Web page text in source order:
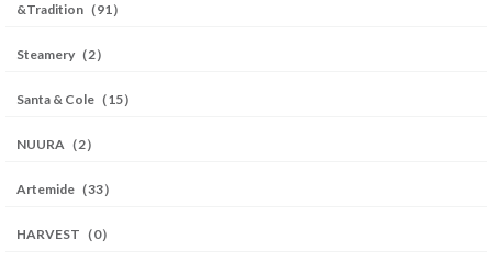
&Tradition（91）
Steamery（2）
Santa & Cole（15）
NUURA（2）
Artemide（33）
HARVEST（0）